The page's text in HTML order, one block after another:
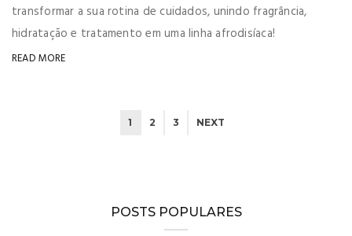
transformar a sua rotina de cuidados, unindo fragrância,
hidratação e tratamento em uma linha afrodisíaca!
READ MORE
1 2 3 NEXT
POSTS POPULARES